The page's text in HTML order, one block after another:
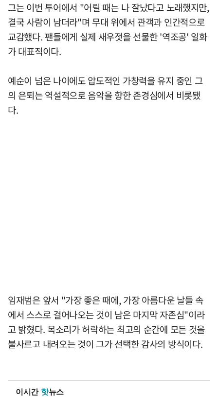
그는 이번 투어에서 "어릴 때는 나 잘났다고 노래했지만,
결국 사람이 남더라"며 무대 위에서 관객과 인간적으로
교감했다. 팬들에게 실제 새우젓을 선물한 '역조공' 일화
가 대표적이다.
예순이 넘은 나이에도 압도적인 가창력을 유지 중인 그
의 은퇴는 역설적으로 음악을 향한 존경심에서 비롯됐
다.
임재범은 앞서 "가장 좋은 때에, 가장 아름다운 날들 속
에서 스스로 걸어나오는 것이 남은 마지막 자존심"이라
고 밝혔다. 목소리가 허락하는 최고의 순간에 모든 것을
불사르고 내려오는 것이 그가 선택한 감사의 방식이다.
이시간 핫뉴스